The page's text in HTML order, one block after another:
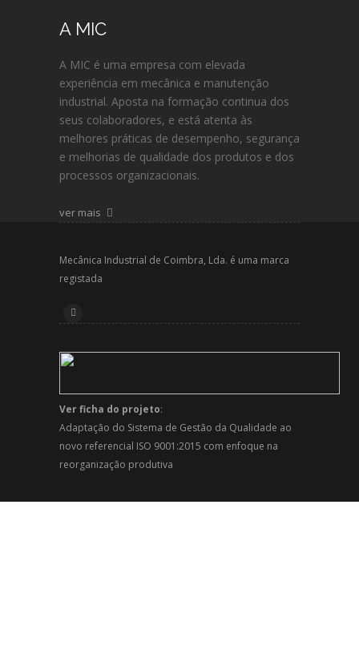
A MIC
A MIC é uma empresa com elevada
experiência em mecânica e manutenção
industrial. Aposta na formação continua dos
seus colaboradores, e está atenta às
melhores práticas de desempenho, segurança
e melhorias de qualidade dos produtos e dos
processos organizacionais.
ver mais
Mecânica Industrial de Coimbra, Lda. é uma marca
registada
Ver ficha do projeto:
Adaptação do Sistema de Gestão da Qualidade ao
novo referencial ISO 9001:2015 com enfoque na
reorganização produtiva